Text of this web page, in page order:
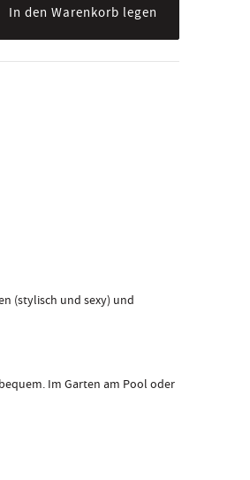
In den Warenkorb legen
(stylisch und sexy) und
Im Garten am Pool oder